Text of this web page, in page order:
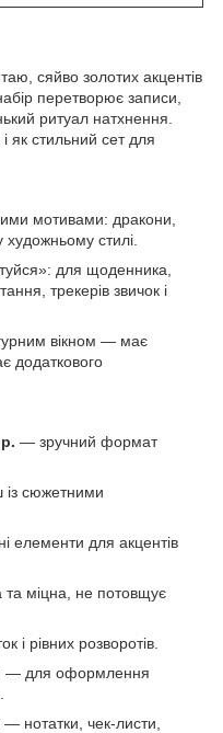
сяйво золотих акцентів
перетворює записи,
ритуал натхнення.
як стильний сет для
мотивами: дракони,
стилі.
для щоденника,
трекерів звичок і
вікном — має
додаткового
— зручний формат
сюжетними
елементи для акцентів
міцна, не потовщує
і рівних розворотів.
— для оформлення
— нотатки, чек-листи,